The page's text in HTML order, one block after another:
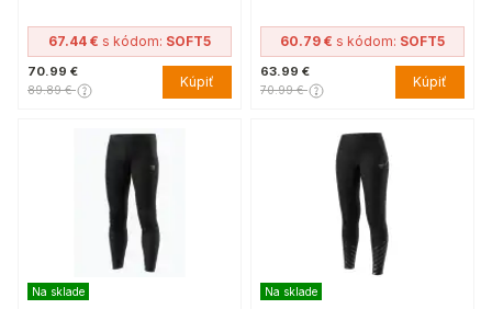
67.44 € s kódom: SOFT5
70.99 €
89.89 € Kúpiť
60.79 € s kódom: SOFT5
63.99 €
70.99 € Kúpiť
Na sklade Na sklade